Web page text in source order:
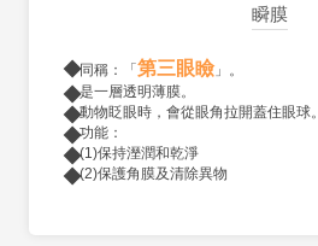
瞬膜
同稱：「 第三眼瞼」。
是一層透明薄膜。
動物眨眼時，會從眼角拉開蓋住眼球。
功能：
(1)保持溼潤和乾淨
(2)保護角膜及清除異物